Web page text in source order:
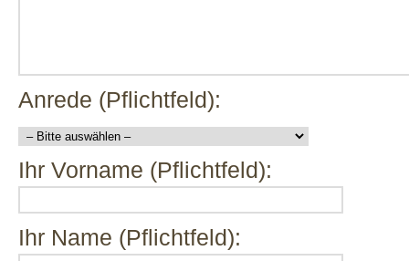
Anrede (Pflichtfeld):
Ihr Vorname (Pflichtfeld):
Ihr Name (Pflichtfeld):